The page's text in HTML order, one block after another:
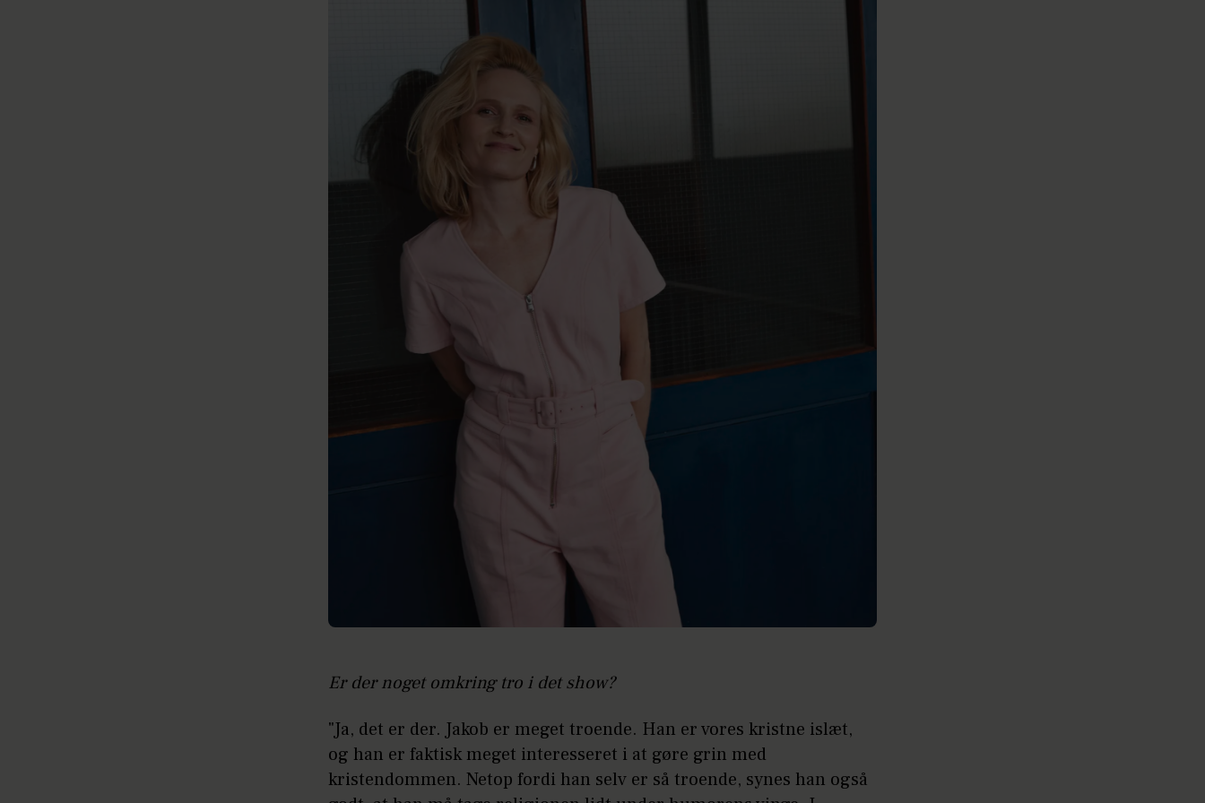
Er der noget omkring tro i det show?
"Ja, det er der. Jakob er meget troende. Han er vores kristne islæt,
og han er faktisk meget interesseret i at gøre grin med
kristendommen. Netop fordi han selv er så troende, synes han også